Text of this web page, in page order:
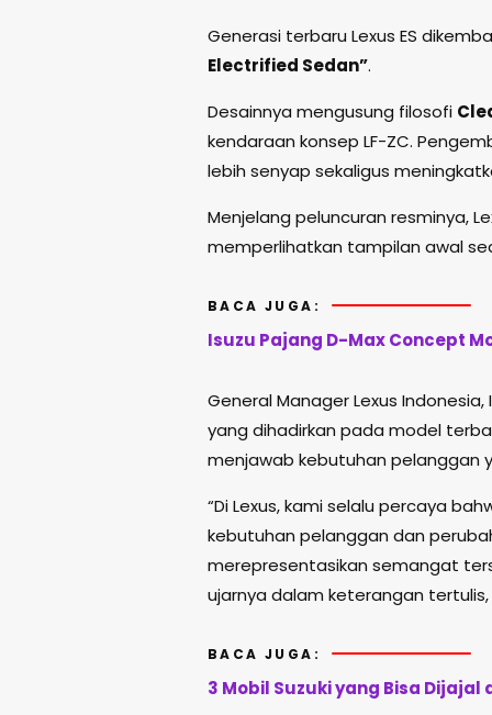
Generasi terbaru Lexus ES
Electrified Sedan”.
Desainnya mengusung filosofi
kendaraan konsep LF-ZC.
lebih senyap sekaligus
Menjelang peluncuran resminya,
memperlihatkan tampilan awal
BACA JUGA:
Isuzu Pajang D-Max Concept
General Manager Lexus
yang dihadirkan pada model
menjawab kebutuhan pelanggan
“Di Lexus, kami selalu percaya
kebutuhan pelanggan dan
merepresentasikan semangat
ujarnya dalam keterangan
BACA JUGA:
3 Mobil Suzuki yang Bisa Dijajal